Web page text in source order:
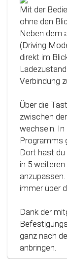
Mit der
ohne den
Neben dem
(Driving
direkt im
Verbindung
Über die
zwischen
wechseln. In
Programms
Dort hast
in 5
immer über
Dank der
ganz nach
anbringen.
intelligente
Einbau des
analysiert
Kennfeld
einzelnen
automatisch
Technologie
Fahrzeuges
werden.